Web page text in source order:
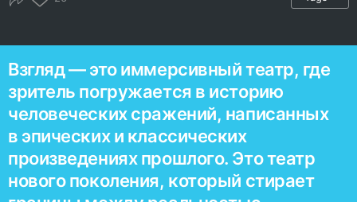
Взгляд — это иммерсивный театр, где
зритель погружается в историю
человеческих сражений, написанных
в эпических и классических
произведениях прошлого. Это театр
нового поколения, который стирает